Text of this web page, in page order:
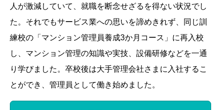
人が激減していて、就職を断念せざるを得ない状況でし
た。それでもサービス業への思いを諦めきれず、同じ訓
練校の「マンション管理員養成3か月コース」に再入校
し、マンション管理の知識や実技、設備研修などを一通
り学びました。卒校後は大手管理会社さまに入社するこ
とができ、管理員として働き始めました。